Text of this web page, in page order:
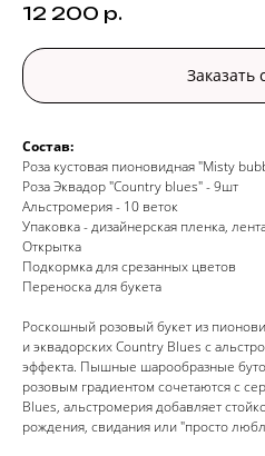
12 200 р.
Заказать
Состав:
Роза кустовая пионовидная"Misty
Роза Эквадор "Country blues" - 9шт
Альстромерия - 10 веток
Упаковка - дизайнерская пленка,
Открытка
Подкормка для срезанных цветов
Переноска для букета
Роскошный розовый букет из
и эквадорских Country Blues с
эффекта. Пышные шарообразные
розовым градиентом сочетаются с
Blues, альстромерия добавляет
рождения, свидания или "просто